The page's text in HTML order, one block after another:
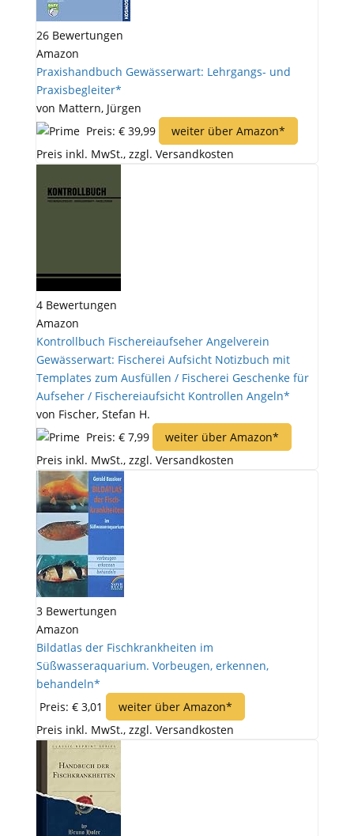
26 Bewertungen
Amazon
Praxishandbuch Gewässerwart: Lehrgangs- und
Praxisbegleiter*
von Mattern, Jürgen
Preis: € 39,99
weiter über Amazon*
Preis inkl. MwSt., zzgl. Versandkosten
4 Bewertungen
Amazon
Kontrollbuch Fischereiaufseher Angelverein
Gewässerwart: Fischerei Aufsicht Notizbuch mit
Templates zum Ausfüllen / Fischerei Geschenke für
Aufseher / Fischereiaufsicht Kontrollen Angeln*
von Fischer, Stefan H.
Preis: € 7,99
weiter über Amazon*
Preis inkl. MwSt., zzgl. Versandkosten
3 Bewertungen
Amazon
Bildatlas der Fischkrankheiten im
Süßwasseraquarium. Vorbeugen, erkennen,
behandeln*
Preis: € 3,01
weiter über Amazon*
Preis inkl. MwSt., zzgl. Versandkosten